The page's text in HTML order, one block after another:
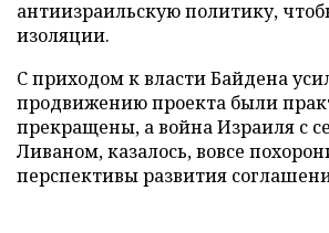
антиизраильскую политику,
изоляции.
С приходом к власти Байдена
продвижению проекта были
прекращены, а война Израиля с
Ливаном, казалось, вовсе
перспективы развития